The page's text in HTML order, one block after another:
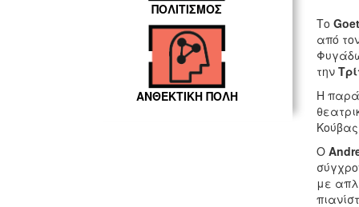
ΠΟΛΙΤΙΣΜΟΣ
ΑΝΘΕΚΤΙΚΗ ΠΟΛΗ
Το
από
την
Η
Ο
με